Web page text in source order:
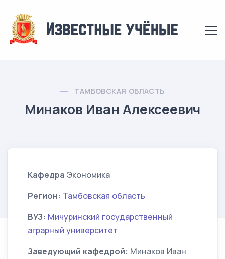
ТАМБОВСКАЯ ОБЛАСТЬ
Минаков Иван Алексеевич
Кафедра Экономика
Регион: Тамбовская область
ВУЗ: Мичуринский государственный
аграрный университет
Заведующий кафедрой: Минаков Иван